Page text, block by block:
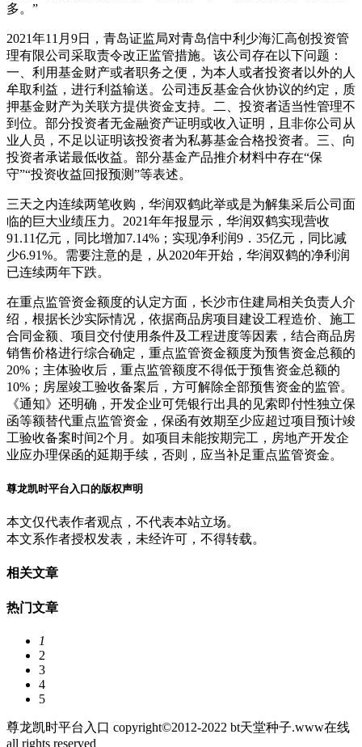
多。”
2021年11月9日，青岛证监局对青岛信中利少海汇高创投资管
理有限公司采取责令改正监管措施。该公司存在以下问题：
一、利用基金财产或者职务之便，为本人或者投资者以外的人
牟取利益，进行利益输送。公司违反基金合伙协议的约定，质
押基金财产为关联方提供资金支持。二、投资者适当性管理不
到位。部分投资者无金融资产证明或收入证明，且非你公司从
业人员，不足以证明该投资者为私募基金合格投资者。三、向
投资者承诺最低收益。部分基金产品推介材料中存在“保
守”“投资收益回报预测”等表述。
三天之内连续两笔收购，华润双鹤此举或是为解集采后公司面
临的巨大业绩压力。2021年年报显示，华润双鹤实现营收
91.11亿元，同比增加7.14%；实现净利润9．35亿元，同比减
少6.91%。需要注意的是，从2020年开始，华润双鹤的净利润
已连续两年下跌。
在重点监管资金额度的认定方面，长沙市住建局相关负责人介
绍，根据长沙实际情况，依据商品房项目建设工程造价、施工
合同金额、项目交付使用条件及工程进度等因素，结合商品房
销售价格进行综合确定，重点监管资金额度为预售资金总额的
20%；主体验收后，重点监管额度不得低于预售资金总额的
10%；房屋竣工验收备案后，方可解除全部预售资金的监管。
《通知》还明确，开发企业可凭银行出具的见索即付性独立保
函等额替代重点监管资金，保函有效期至少应超过项目预计竣
工验收备案时间2个月。如项目未能按期完工，房地产开发企
业应办理保函的延期手续，否则，应当补足重点监管资金。
尊龙凯时平台入口的版权声明
本文仅代表作者观点，不代表本站立场。
本文系作者授权发表，未经许可，不得转载。
相关文章
热门文章
1
2
3
4
5
尊龙凯时平台入口 copyright©2012-2022 bt天堂种子.www在线
all rights reserved